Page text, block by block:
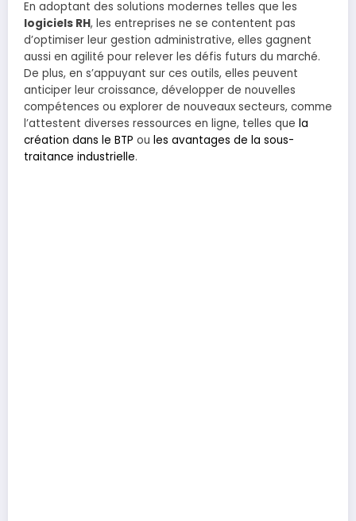
En adoptant des solutions modernes telles que les
logiciels RH, les entreprises ne se contentent pas
d’optimiser leur gestion administrative, elles gagnent
aussi en agilité pour relever les défis futurs du marché.
De plus, en s’appuyant sur ces outils, elles peuvent
anticiper leur croissance, développer de nouvelles
compétences ou explorer de nouveaux secteurs, comme
l’attestent diverses ressources en ligne, telles que la
création dans le BTP ou les avantages de la sous-
traitance industrielle.